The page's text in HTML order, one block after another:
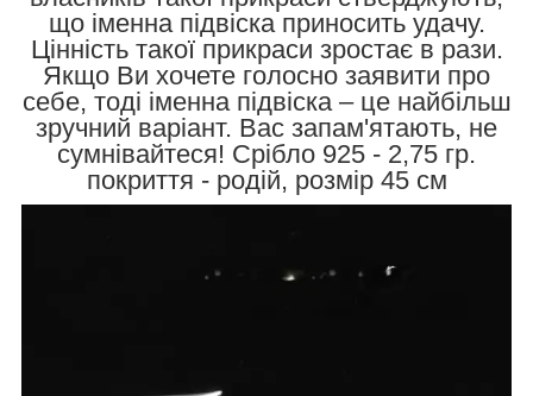
що іменна підвіска приносить удачу.
Цінність такої прикраси зростає в рази.
Якщо Ви хочете голосно заявити про
себе, тоді іменна підвіска – це найбільш
зручний варіант. Вас запам'ятають, не
сумнівайтеся! Срібло 925 - 2,75 гр.
покриття - родій, розмір 45 см